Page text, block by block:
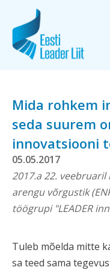
Mida rohkem
seda suurem
innovatsiooni
05.05.2017
2017.a 22.
arengu võrgustik
töögrupi "LEADER
Tuleb mõelda mitte
sa teed sama